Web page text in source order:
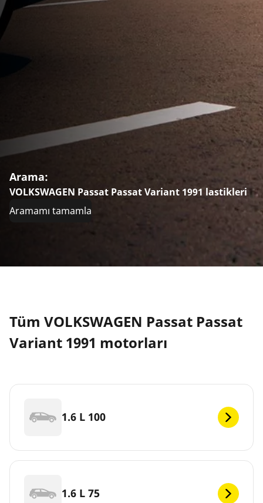
Arama:
VOLKSWAGEN Passat Passat Variant 1991 lastikleri
Aramamı tamamla
Tüm VOLKSWAGEN Passat Passat
Variant 1991 motorları
1.6 L 100
1.6 L 75